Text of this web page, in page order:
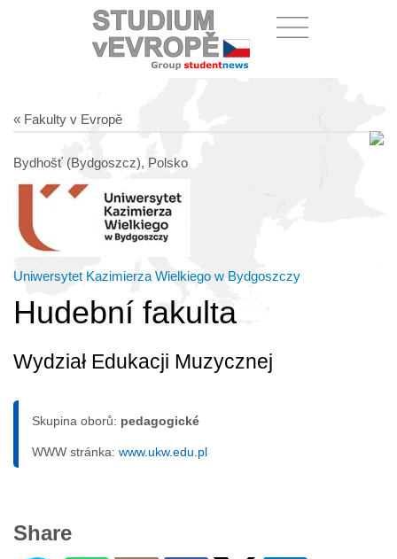
« Fakulty v Evropě
Bydhošť (Bydgoszcz), Polsko
Uniwersytet Kazimierza Wielkiego w Bydgoszczy
Hudební fakulta
Wydział Edukacji Muzycznej
Skupina oborů: pedagogické
WWW stránka: www.ukw.edu.pl
Share